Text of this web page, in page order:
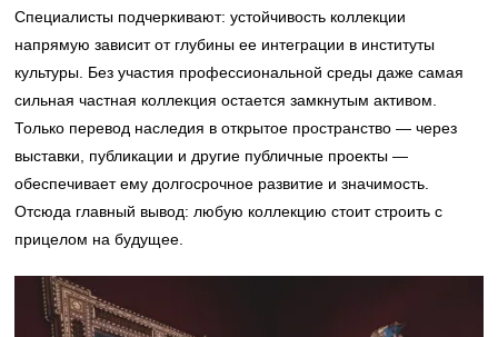
Специалисты подчеркивают: устойчивость коллекции
напрямую зависит от глубины ее интеграции в институты
культуры. Без участия профессиональной среды даже самая
сильная частная коллекция остается замкнутым активом.
Только перевод наследия в открытое пространство — через
выставки, публикации и другие публичные проекты —
обеспечивает ему долгосрочное развитие и значимость.
Отсюда главный вывод: любую коллекцию стоит строить с
прицелом на будущее.